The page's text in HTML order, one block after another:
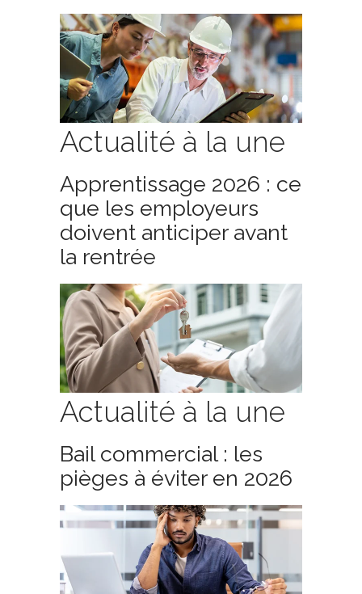
Actualité à la une
Apprentissage 2026 : ce
que les employeurs
doivent anticiper avant
la rentrée
Actualité à la une
Bail commercial : les
pièges à éviter en 2026